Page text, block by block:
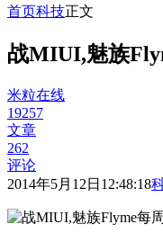
首页科技正文
战MIUI,魅族
米粒在线
19257
文章
262
评论
2014年5月12日12:48:18